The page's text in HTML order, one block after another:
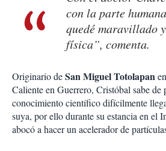
con la parte
quedé maravillado
física”, comenta.
Originario deSan Miguel Totolapan
Caliente en Guerrero, Cristóbal sabe de
conocimiento científico difícilmente
suya, por ello durante su estancia en el
abocó a hacer un acelerador de